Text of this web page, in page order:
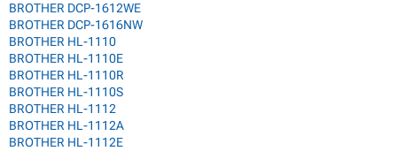
BROTHER DCP-1612WE
BROTHER DCP-1616NW
BROTHER HL-1110
BROTHER HL-1110E
BROTHER HL-1110R
BROTHER HL-1110S
BROTHER HL-1112
BROTHER HL-1112A
BROTHER HL-1112E